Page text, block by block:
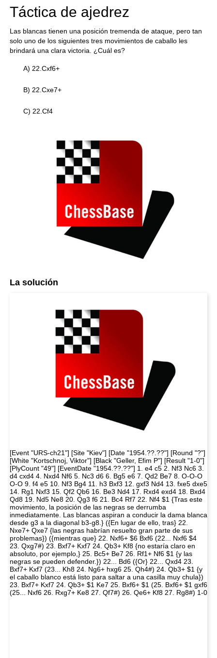
Táctica de ajedrez
Las blancas tienen una posición tremenda de ataque, pero tan
solo uno de los siguientes tres movimientos de caballo les
brindará una clara victoria. ¿Cuál es?
A) 22.Cxf6+
B) 22.Cxe7+
C) 22.Cf4
La solución
[Event "URS-ch21"] [Site "Kiev"] [Date "1954.??.??"] [Round "?"]
[White "Kortschnoj, Viktor"] [Black "Geller, Efim P"] [Result "1-0"]
[PlyCount "49"] [EventDate "1954.??.??"] 1. e4 c5 2. Nf3 Nc6 3.
d4 cxd4 4. Nxd4 Nf6 5. Nc3 d6 6. Bg5 e6 7. Qd2 Be7 8. O-O-O
O-O 9. f4 e5 10. Nf3 Bg4 11. h3 Bxf3 12. gxf3 Nd4 13. fxe5 dxe5
14. Rg1 Nxf3 15. Qf2 Qb6 16. Be3 Nd4 17. Rxd4 exd4 18. Bxd4
Qd8 19. Nd5 Ne8 20. Qg3 f6 21. Bc4 Rf7 22. Nf4 $1 {Tras este
movimiento, la posición de las negras se derrumba
inmediatamente. Las blancas aspiran a conducir la dama blanca
desde g3 a la diagonal b3-g8.} ({En lugar de ello, tras} 22.
Nxe7+ Qxe7 {las negras habrían resuelto gran parte de sus
problemas}) ({mientras que} 22. Nxf6+ $6 Bxf6 (22... Nxf6 $4
23. Qxg7#) 23. Bxf7+ Kxf7 24. Qb3+ Kf8 {no estaría claro en
absoluto, por ejemplo,} 25. Bc5+ Be7 26. Rf1+ Nf6 $1 {y las
negras se pueden defender.}) 22... Bd6 ({Or} 22... Qxd4 23.
Bxf7+ Kxf7 (23... Kh8 24. Ng6+ hxg6 25. Qh4#) 24. Qb3+ $1 {y
el caballo blanco está listo para saltar a una casilla muy chula})
23. Bxf7+ Kxf7 24. Qb3+ $1 Ke7 25. Bxf6+ $1 (25. Bxf6+ $1 gxf6
(25... Nxf6 26. Rxg7+ Ke8 27. Qf7#) 26. Qe6+ Kf8 27. Rg8#) 1-0